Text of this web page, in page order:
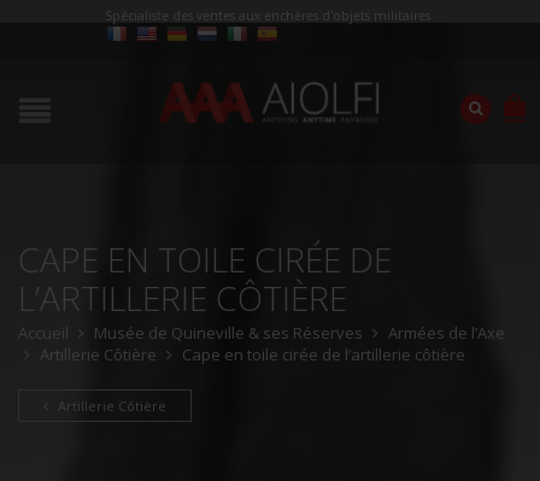
Spécialiste des ventes aux enchères d'objets militaires
CAPE EN TOILE CIRÉE DE
L’ARTILLERIE CÔTIÈRE
Accueil Musée de Quineville & ses Réserves
Armées de l’Axe
Artillerie Côtière
Cape en toile cirée de l’artillerie côtière
Artillerie Côtière